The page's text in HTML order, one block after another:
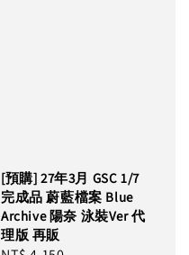
[預購] 27年3月 GSC 1/7
完成品 蔚藍檔案 Blue
Archive 陽奈 泳裝Ver 代
理版 再販